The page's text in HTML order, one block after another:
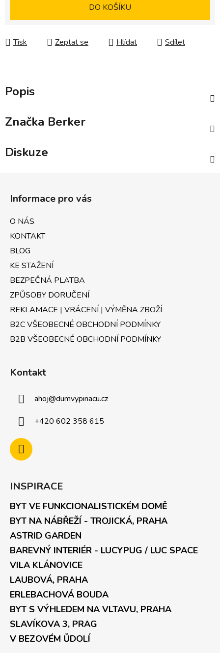
DO KOŠÍKU
Tisk Zeptat se Hlídat Sdílet
Popis
Značka Berker
Diskuze
Informace pro vás
O NÁS
KONTAKT
BLOG
KE STAŽENÍ
BEZPEČNÁ PLATBA
ZPŮSOBY DORUČENÍ
REKLAMACE | VRÁCENÍ | VÝMĚNA ZBOŽÍ
B2C VŠEOBECNÉ OBCHODNÍ PODMÍNKY
B2B VŠEOBECNÉ OBCHODNÍ PODMÍNKY
Kontakt
ahoj@dumvypinacu.cz
+420 602 358 615
INSPIRACE
BYT VE FUNKCIONALISTICKÉM DOMĚ
BYT NA NÁBŘEŽÍ - TROJICKÁ, PRAHA
ASTRID GARDEN
BAREVNÝ INTERIÉR - LUCYPUG / LUC SPACE
VILA KLÁNOVICE
LAUBOVÁ, PRAHA
ERLEBACHOVÁ BOUDA
BYT S VÝHLEDEM NA VLTAVU, PRAHA
SLAVÍKOVA 3, PRAG
V BEZOVÉM ŮDOLÍ